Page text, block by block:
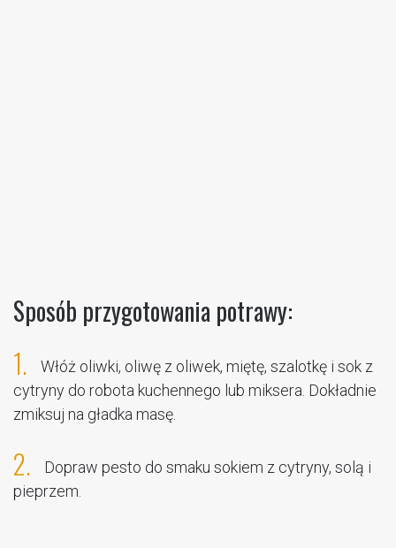
Sposób przygotowania potrawy:
1.
Włóż oliwki, oliwę z oliwek, miętę, szalotkę i sok z
cytryny do robota kuchennego lub miksera. Dokładnie
zmiksuj na gładka masę.
2.
Dopraw pesto do smaku sokiem z cytryny, solą i
pieprzem.